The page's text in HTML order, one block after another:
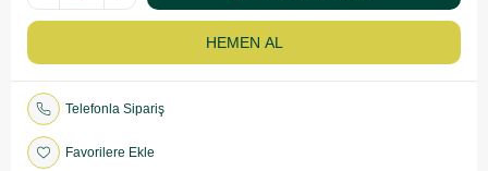
Telefonla Sipariş
Favorilere Ekle